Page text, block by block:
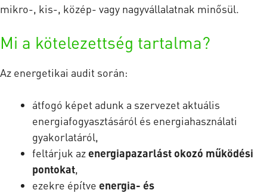
mikro-, kis-, közép- vagy nagyvállalatnak minősül.
Mi a kötelezettség tartalma?
Az energetikai audit során:
átfogó képet adunk a szervezet aktuális
energiafogyasztásáról és energiahasználati
gyakorlatáról,
feltárjuk azenergiapazarlást okozó működési
pontokat,
ezekre építve energia- és